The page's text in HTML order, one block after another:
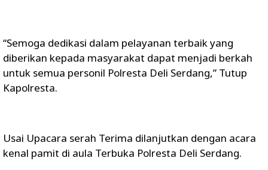
“Semoga dedikasi dalam pelayanan terbaik yang
diberikan kepada masyarakat dapat menjadi berkah
untuk semua personil Polresta Deli Serdang,” Tutup
Kapolresta.
Usai Upacara serah Terima dilanjutkan dengan acara
kenal pamit di aula Terbuka Polresta Deli Serdang.